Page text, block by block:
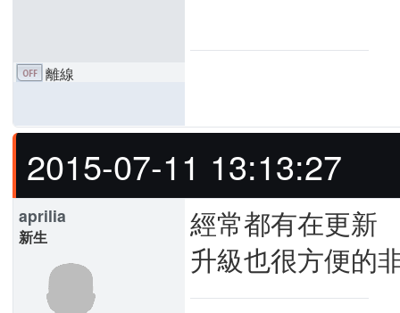
離線
2015-07-11 13:13:27
aprilia
新生
經常都有在更新
升級也很方便的